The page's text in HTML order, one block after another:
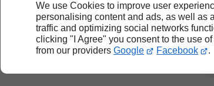
We use Cookies to improve user
personalising content and ads, as well as
traffic and optimizing social networks
clicking "I Agree" you consent to the use
from our providers Google Facebook .